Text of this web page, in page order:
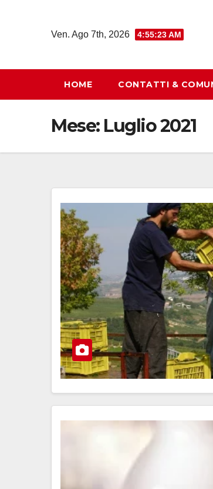
Ven. Ago 7th, 2026 4:55:24 AM
HOME CONTATTI &
Mese: Luglio 2021